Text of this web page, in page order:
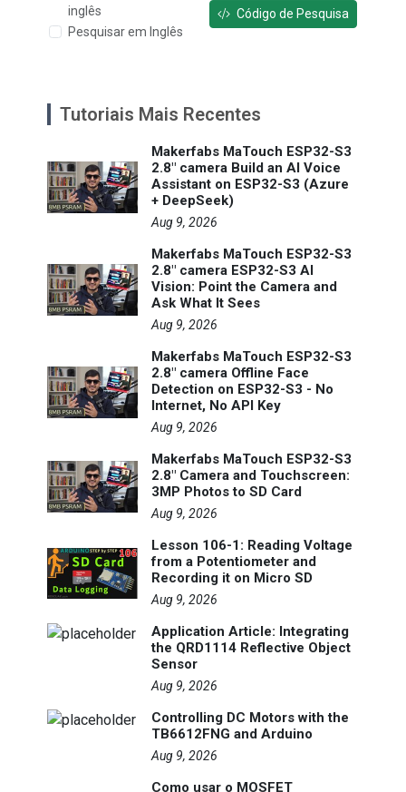
inglês
Pesquisar em Inglês
Código de Pesquisa
Tutoriais Mais Recentes
Makerfabs MaTouch ESP32-S3
2.8" camera Build an AI Voice
Assistant on ESP32-S3 (Azure
+ DeepSeek)
Aug 9, 2026
Makerfabs MaTouch ESP32-S3
2.8" camera ESP32-S3 AI
Vision: Point the Camera and
Ask What It Sees
Aug 9, 2026
Makerfabs MaTouch ESP32-S3
2.8" camera Offline Face
Detection on ESP32-S3 - No
Internet, No API Key
Aug 9, 2026
Makerfabs MaTouch ESP32-S3
2.8" Camera and Touchscreen:
3MP Photos to SD Card
Aug 9, 2026
Lesson 106-1: Reading Voltage
from a Potentiometer and
Recording it on Micro SD
Aug 9, 2026
Application Article: Integrating
the QRD1114 Reflective Object
Sensor
Aug 9, 2026
Controlling DC Motors with the
TB6612FNG and Arduino
Aug 9, 2026
Como usar o MOSFET